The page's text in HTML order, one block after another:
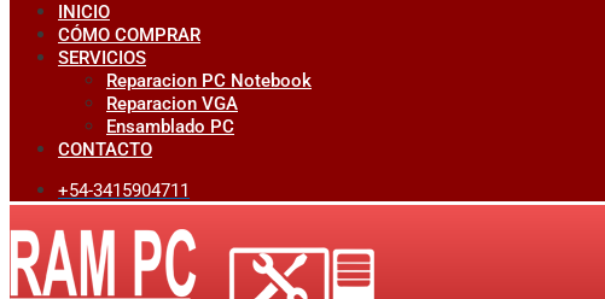
INICIO
CÓMO COMPRAR
SERVICIOS
Reparacion PC Notebook
Reparacion VGA
Ensamblado PC
CONTACTO
+54-3415904711